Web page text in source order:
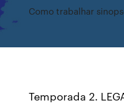
Como trabalhar
Temporada 2.